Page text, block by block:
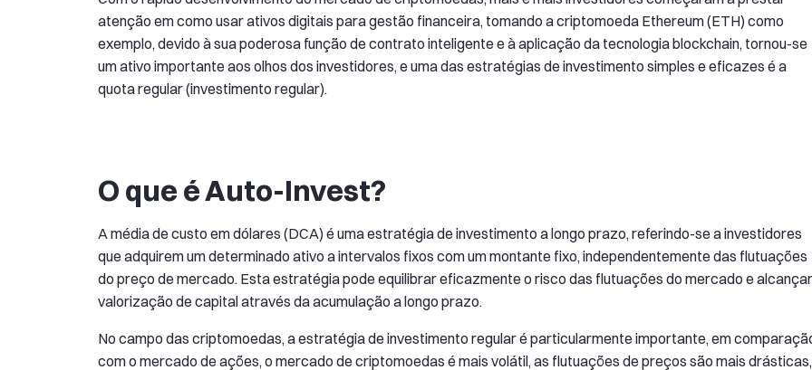
atenção em como usar ativos digitais para gestão financeira, tomando a criptomoeda Ethereum (ETH) como
exemplo, devido à sua poderosa função de contrato inteligente e à aplicação da tecnologia blockchain, tornou-se
um ativo importante aos olhos dos investidores, e uma das estratégias de investimento simples e eficazes é a
quota regular (investimento regular).
O que é Auto-Invest?
A média de custo em dólares (DCA) é uma estratégia de investimento a longo prazo, referindo-se a investidores
que adquirem um determinado ativo a intervalos fixos com um montante fixo, independentemente das flutuações
do preço de mercado. Esta estratégia pode equilibrar eficazmente o risco das flutuações do mercado e alcançar
valorização de capital através da acumulação a longo prazo.
No campo das criptomoedas, a estratégia de investimento regular é particularmente importante, em
com o mercado de ações, o mercado de criptomoedas é mais volátil, as flutuações de preços são mais drásticas,